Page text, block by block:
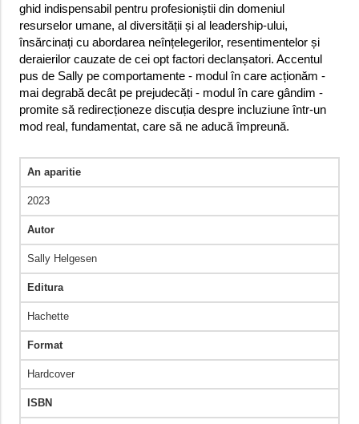
ghid indispensabil pentru profesioniștii din domeniul
resurselor umane, al diversității și al leadership-ului,
însărcinați cu abordarea neînțelegerilor, resentimentelor și
deraierilor cauzate de cei opt factori declanșatori. Accentul
pus de Sally pe comportamente - modul în care acționăm -
mai degrabă decât pe prejudecăți - modul în care gândim -
promite să redirecționeze discuția despre incluziune într-un
mod real, fundamentat, care să ne aducă împreună.
An aparitie
2023
Autor
Sally Helgesen
Editura
Hachette
Format
Hardcover
ISBN